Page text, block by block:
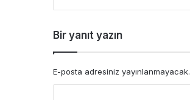
Bir yanıt yazın
E-posta adresiniz yayınlanmayacak.